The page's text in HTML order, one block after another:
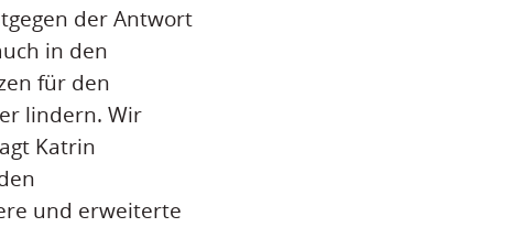
der Antwort
in den
für den
lindern. Wir
Katrin
und erweiterte